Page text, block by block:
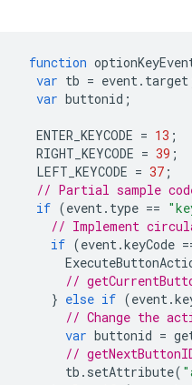
function
var tb = event . target
var buttonid ;
ENTER_KEYCODE = 13 ;
RIGHT_KEYCODE = 39 ;
LEFT_KEYCODE = 37 ;
// Partial sample
if (event . type ==
// Implement
if (event .keyCode
//
} else if (event .
// Change the
var buttonid =
//
tb . setAttribute(